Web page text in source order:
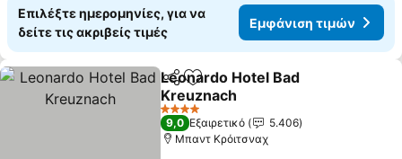
Επιλέξτε ημερομηνίες, για να
δείτε τις ακριβείς τιμές
Εμφάνιση τιμών
Κοινοποίηση
Προσθήκη στα αγαπημένα
Leonardo Hotel Bad
Kreuznach
4 Αστέρια
9,0 Εξαιρετικό
5.406
Μπαντ Κρόιτσναχ